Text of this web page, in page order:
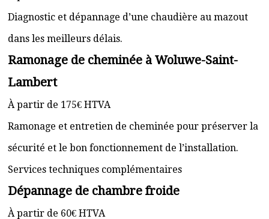
Diagnostic et dépannage d’une chaudière au mazout
dans les meilleurs délais.
Ramonage de cheminée à Woluwe-Saint-
Lambert
À partir de 175€ HTVA
Ramonage et entretien de cheminée pour préserver la
sécurité et le bon fonctionnement de l’installation.
Services techniques complémentaires
Dépannage de chambre froide
À partir de 60€ HTVA